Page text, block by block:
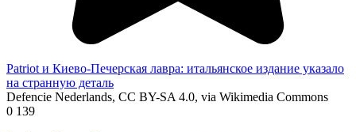
Patriot и Киево-Печерская лавра: итальянское издание указало
на странную деталь
Defencie Nederlands, CC BY-SA 4.0, via Wikimedia Commons
0 139